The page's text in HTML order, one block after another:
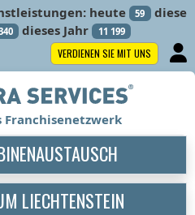
heute 59 diese
dieses Jahr 11 199
VERDIENEN SIE MIT UNS
LIECHTENSTEIN